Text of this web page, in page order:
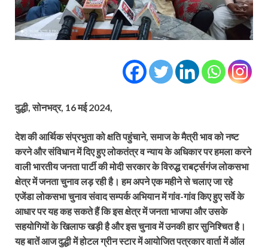
दुद्धी, सोनभद्र, 16 मई 2024,
देश की आर्थिक संप्रभुता को क्षति पहुंचाने, समाज के मैत्री भाव को नष्ट
करने और संविधान में दिए हुए लोकतंत्र व न्याय के अधिकार पर हमला करने
वाली भारतीय जनता पार्टी की मोदी सरकार के विरुद्ध राबर्ट्सगंज लोकसभा
क्षेत्र में जनता चुनाव लड़ रही है। हम अपने एक महीने से चलाए जा रहे
एजेंडा लोकसभा चुनाव संवाद सम्पर्क अभियान में गांव-गांव किए हुए सर्वे के
आधार पर यह कह सकते हैं कि इस क्षेत्र में जनता भाजपा और उसके
सहयोगियों के खिलाफ खड़ी है और इस चुनाव में उनकी हार सुनिश्चित है।
यह बातें आज दुद्धी में होटल ग्रीन स्टार में आयोजित पत्रकार वार्ता में ऑल